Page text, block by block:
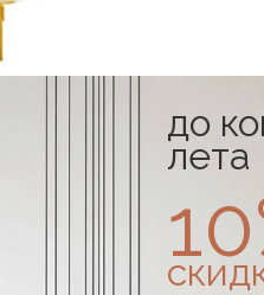
см
до
лета